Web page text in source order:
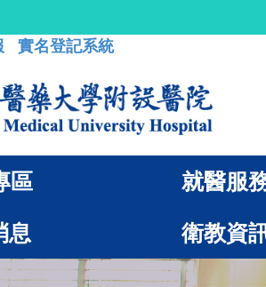
實名登記系統
區 就醫服
息 衛教資